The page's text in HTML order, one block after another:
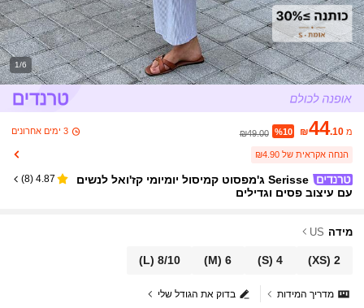
1/6
מ ₪44.10
%10
₪49.00 3 ימים אחרונים
הנחה אקראית של ₪4.90
Serisse ג'מפסוט קמיסול יומיומי קז'ואל לנשים
עם עיצוב פסים וגדילים
4.87
(
8
)
מידה US
2
(XS)
4
(S)
6
(M)
8/10
(L)
בדוק את הגודל שלי
מדריך המידות